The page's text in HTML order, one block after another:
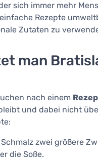
sich immer mehr
Rezepte
Zutaten zu
man
nach einem
und dabei nicht
zwei größere
die Soße.